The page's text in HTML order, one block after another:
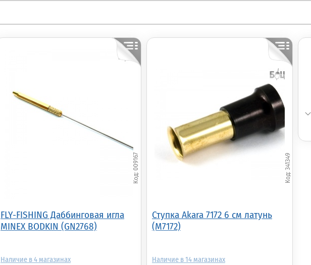
Набор инструментов
SFPT-1507 Super Set
(шт.)
Бобинодержатель
SFPT-1145 Ceramic
Wooden
Станок для вязки
мушек 1002 (GT-
1 905.00р.(шт.)
FLY-FISHING Даббинговая игла
MINEX BODKIN (GN2768)
009167
4
Ступка Akara 7172 6 см латунь
(M7172)
341349
14